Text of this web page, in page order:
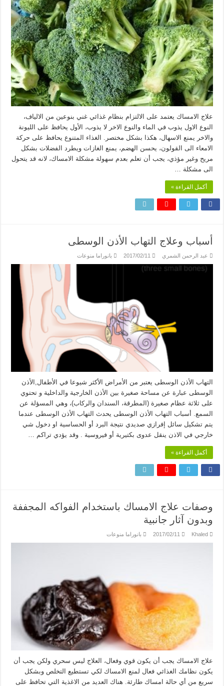
علاج الامساك يعتمد على الالتزام بنظام غذائي غني بنوعين من الالياف،
النوع الاول يذوب في الماء والنوع الاخر لا يذوب، الأول يحافظ على الليونة
والاخر يمنع الاسهال، هكذا بشكل مختصر. الغذاء المتنوع يحافظ على حركة
الامعاء الى القولون، يحسن الهضم، يمنع الغازات ويطرد الفضلات بشكل
مريح وغير مؤذي، يجب أن تعلم بعدم سهولة مشكلة الامساك، لانه قد يتحول
الى مشكلة …
أكمل القراءة »
أسباب وعلاج التهاب الأذن الوسطى
عبد الرحمن الشمري 2017/02/11 بانوراما منوعات
التهاب الأذن الوسطى يعتبر من الأمراض الأكثر شيوعا في الأطفال,الأذن
الوسطى عبارة عن مساحة صغيرة بين الأذن الخارجية والداخلية و تحتوي
على ثلاثة عظام صغيرة (المطرقة، السندان والركاب)، وهي المسؤلة عن
السمع. أسباب التهاب الأذن الوسطى يحدث التهاب الأذن الوسطى عندما
يتم تشكيل سائل إفرازي صديدي نتيجة البرد أو الحساسية او دخول شي
خارجي في الاذن ينقل عدوى بكتيرية أو فيروسية . وقد يؤدي تراكم …
أكمل القراءة »
وصفات علاج الامساك باستخدام الفواكه المجففة
وبدون آثار جانبية
Khaled
2017/02/11 بانوراما منوعات
علاج الامساك يجب أن يكون قوي وفعال، العلاج ليس سحري ولكن يجب أن
يكون نظامك الغذائي فعال لمنع الامساك لكي تستطيع التخلص وبشكل
سريع من أي حالة امساك طارئة. هناك العديد من الاغذية التي تحافظ على